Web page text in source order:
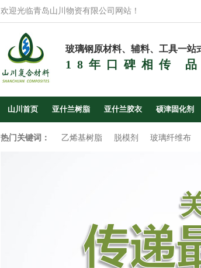
欢迎光临青岛山川物资有限公司网站！
玻璃钢原材料、辅料、工具一站
18年口碑相传 品
山川首页 亚什兰树脂 亚什兰胶衣 硕津固化剂
热门关键词： 乙烯基树脂 脱模剂 玻璃纤维布